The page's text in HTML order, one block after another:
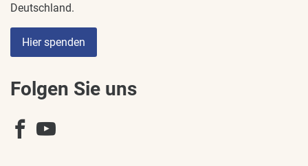
Deutschland.
Hier spenden
Folgen Sie uns